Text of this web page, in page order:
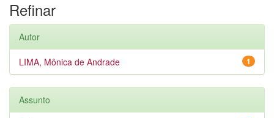
Refinar
Autor
1
LIMA, Mônica de Andrade
Assunto